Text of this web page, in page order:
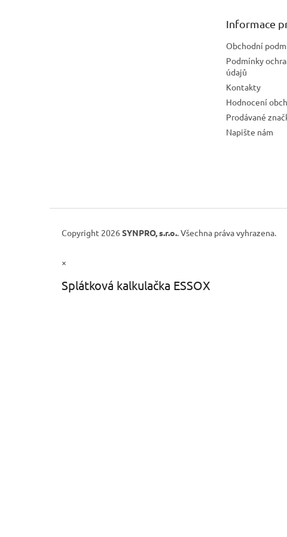
Informace
Obchodní
Podmínky
údajů
Kontakty
Hodnocení
Prodávané
Napište nám
Copyright 2026 SYNPRO, s.r.o.. Všechna práva vyhrazena.
×
Splátková kalkulačka ESSOX